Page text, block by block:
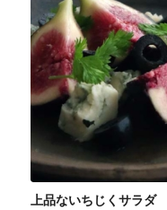
上品ないちじくサラダ